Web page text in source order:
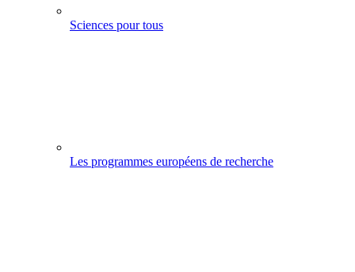
Sciences pour tous
Les programmes européens de recherche